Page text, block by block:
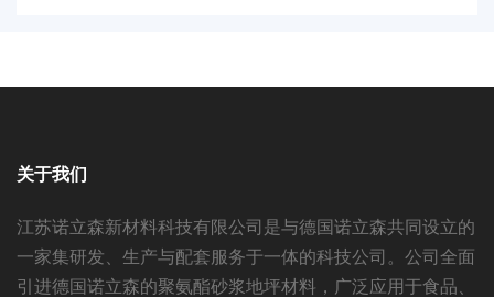
关于我们
江苏诺立森新材料科技有限公司是与德国诺立森共同设立的
一家集研发、生产与配套服务于一体的科技公司。公司全面
引进德国诺立森的聚氨酯砂浆地坪材料，广泛应用于食品、